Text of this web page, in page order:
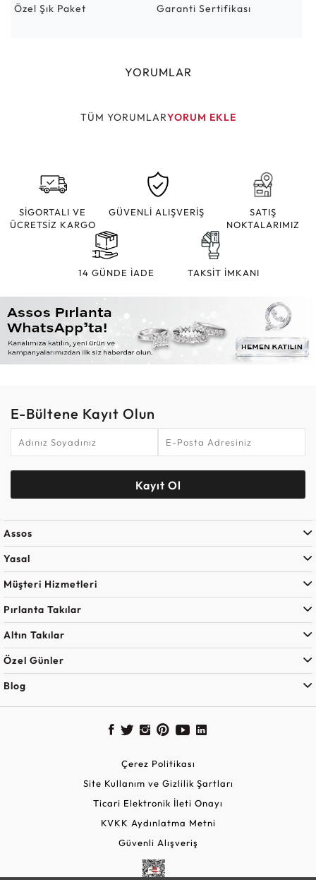
Özel Şık Paket Garanti Sertifikası
YORUMLAR
TÜM YORUMLARYORUM EKLE
SİGORTALI VE
ÜCRETSİZ KARGO
GÜVENLİ ALIŞVERİŞ
SATIŞ
NOKTALARIMIZ
14 GÜNDE İADE TAKSİT İMKANI
E-Bültene Kayıt Olun
Kayıt Ol
Assos
Yasal
Müşteri Hizmetleri
Pırlanta Takılar
Altın Takılar
Özel Günler
Blog
Çerez Politikası
Site Kullanım ve Gizlilik Şartları
Ticari Elektronik İleti Onayı
KVKK Aydınlatma Metni
Güvenli Alışveriş